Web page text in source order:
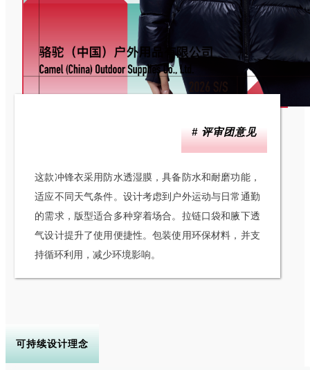
# 评审团意见
这款冲锋衣采用防水透湿膜，具备防水和耐磨功能，
适应不同天气条件。设计考虑到户外运动与日常通勤
的需求，版型适合多种穿着场合。拉链口袋和腋下透
气设计提升了使用便捷性。包装使用环保材料，并支
持循环利用，减少环境影响。
可持续设计理念